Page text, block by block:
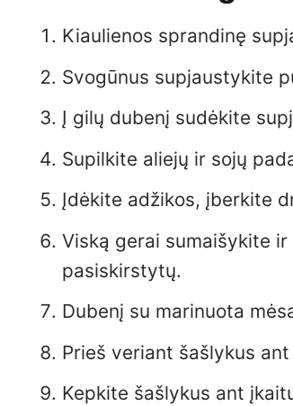
Kiaulienos sprandinę
Svogūnus supjaustykite
Į gilų dubenį sudėkite
Supilkite aliejų ir sojų
Įdėkite adžikos, įberkite
Viską gerai sumaišykite
pasiskirstytų.
Dubenį su marinuota
Prieš veriant šašlykus
Kepkite šašlykus ant